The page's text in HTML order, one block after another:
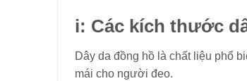
i: Các kích thước
Dây da đồng hồ là chất liệu phổ
mái cho người đeo.